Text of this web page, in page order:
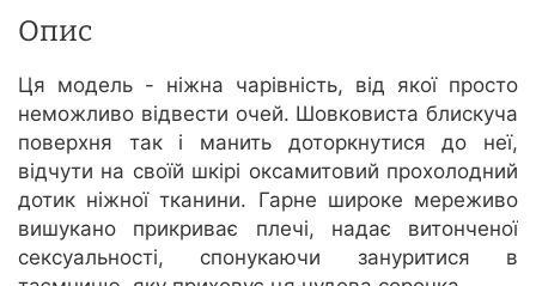
Опис
Ця модель - ніжна чарівність, від якої просто
неможливо відвести очей. Шовковиста блискуча
поверхня так і манить доторкнутися до неї,
відчути на своїй шкірі оксамитовий прохолодний
дотик ніжної тканини. Гарне широке мереживо
вишукано прикриває плечі, надає витонченої
сексуальності, спонукаючи зануритися в